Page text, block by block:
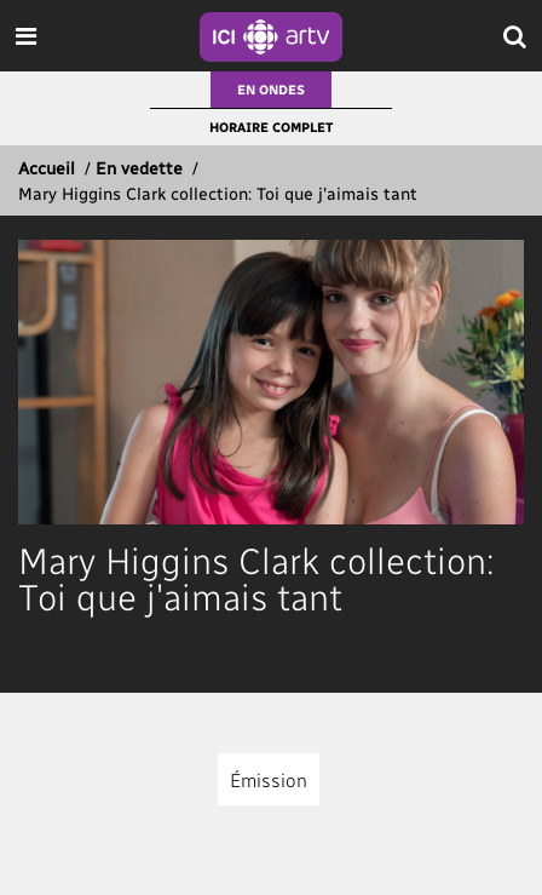
EN ONDES
HORAIRE COMPLET
Accueil / En vedette /
Mary Higgins Clark collection: Toi que j'aimais tant
Mary Higgins Clark collection:
Toi que j'aimais tant
Émission